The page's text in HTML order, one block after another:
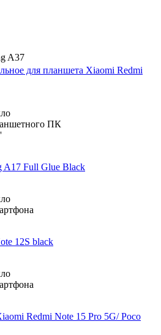
A37
для планшета Xiaomi Redmi
ПК
A17 Full Glue Black
12S black
Redmi Note 15 Pro 5G/ Poco